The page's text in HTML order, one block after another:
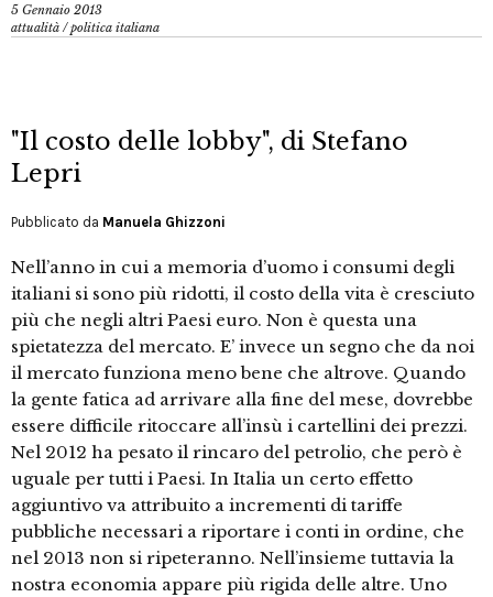
5 Gennaio 2013
attualità /politica italiana
"Il costo delle lobby", di Stefano
Lepri
Pubblicato da Manuela Ghizzoni
Nell’anno in cui a memoria d’uomo i consumi degli
italiani si sono più ridotti, il costo della vita è cresciuto
più che negli altri Paesi euro. Non è questa una
spietatezza del mercato. E’ invece un segno che da noi
il mercato funziona meno bene che altrove. Quando
la gente fatica ad arrivare alla fine del mese, dovrebbe
essere difficile ritoccare all’insù i cartellini dei prezzi.
Nel 2012 ha pesato il rincaro del petrolio, che però è
uguale per tutti i Paesi. In Italia un certo effetto
aggiuntivo va attribuito a incrementi di tariffe
pubbliche necessari a riportare i conti in ordine, che
nel 2013 non si ripeteranno. Nell’insieme tuttavia la
nostra economia appare più rigida delle altre. Uno